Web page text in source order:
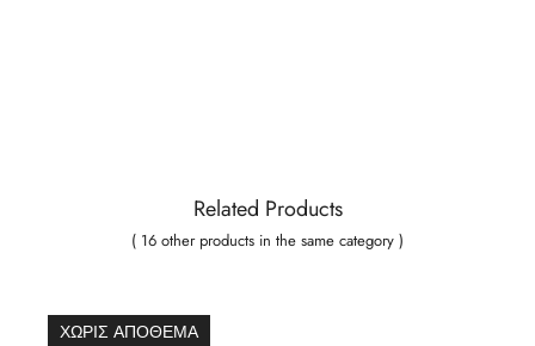
Related Products
( 16 other products in the same category )
ΧΩΡΊΣ ΑΠΌΘΕΜΑ